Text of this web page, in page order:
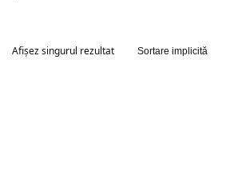
Afișez singurul rezultat